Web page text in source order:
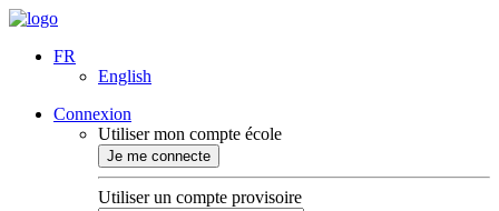
FR
English
Connexion
Utiliser mon compte école
Je me connecte
Utiliser un compte provisoire